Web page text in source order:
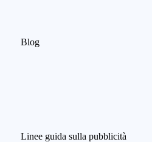
Blog
Linee guida sulla pubblicità